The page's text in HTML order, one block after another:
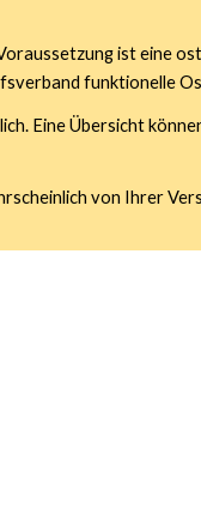
ist eine
funktionelle
Eine Übersicht
von Ihrer